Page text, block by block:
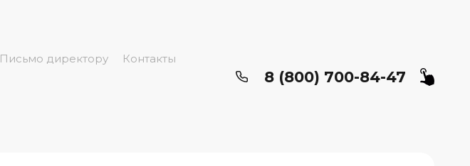
Письмо директору Контакты
8 (800) 700-84-47